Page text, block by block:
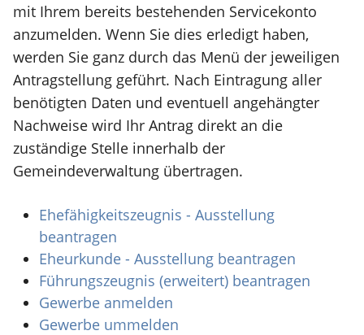
mit Ihrem bereits bestehenden Servicekonto
anzumelden. Wenn Sie dies erledigt haben,
werden Sie ganz durch das Menü der jeweiligen
Antragstellung geführt. Nach Eintragung aller
benötigten Daten und eventuell angehängter
Nachweise wird Ihr Antrag direkt an die
zuständige Stelle innerhalb der
Gemeindeverwaltung übertragen.
Ehefähigkeitszeugnis - Ausstellung
beantragen
Eheurkunde - Ausstellung beantragen
Führungszeugnis (erweitert) beantragen
Gewerbe anmelden
Gewerbe ummelden